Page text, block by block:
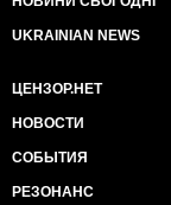
UKRAINIAN NEWS
ЦЕНЗОР.НЕТ
НОВОСТИ
СОБЫТИЯ
РЕЗОНАНС